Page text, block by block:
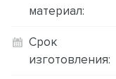
материал:
Срок
изготовления: